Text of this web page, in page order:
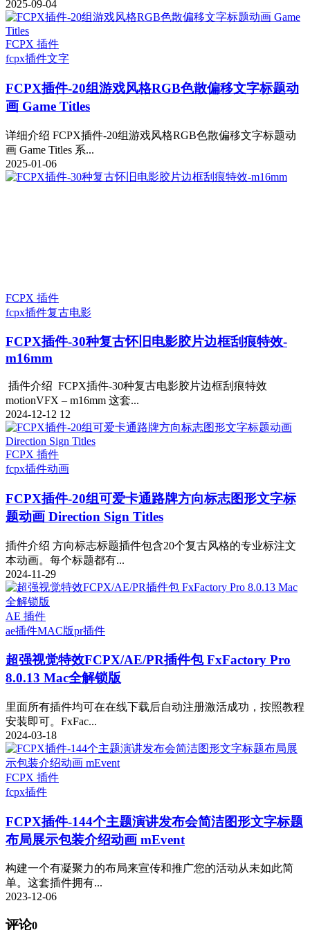
2025-09-04
FCPX 插件
fcpx插件文字
FCPX插件-20组游戏风格RGB色散偏移文字标题动
画 Game Titles
详细介绍 FCPX插件-20组游戏风格RGB色散偏移文字标题动
画 Game Titles 系...
2025-01-06
FCPX 插件
fcpx插件复古电影
FCPX插件-30种复古怀旧电影胶片边框刮痕特效-
m16mm
插件介绍 FCPX插件-30种复古电影胶片边框刮痕特效
motionVFX – m16mm 这套...
2024-12-12 12
FCPX 插件
fcpx插件动画
FCPX插件-20组可爱卡通路牌方向标志图形文字标
题动画 Direction Sign Titles
插件介绍 方向标志标题插件包含20个复古风格的专业标注文
本动画。每个标题都有...
2024-11-29
AE 插件
ae插件MAC版pr插件
超强视觉特效FCPX/AE/PR插件包 FxFactory Pro
8.0.13 Mac全解锁版
里面所有插件均可在在线下载后自动注册激活成功，按照教程
安装即可。FxFac...
2024-03-18
FCPX 插件
fcpx插件
FCPX插件-144个主题演讲发布会简洁图形文字标题
布局展示包装介绍动画 mEvent
构建一个有凝聚力的布局来宣传和推广您的活动从未如此简
单。这套插件拥有...
2023-12-06
评论0